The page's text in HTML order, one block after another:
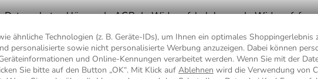
ähnliche Technologien (z. B. Geräte-IDs), um Ihnen ein optimales Shoppingerlebnis
personalisierte sowie nicht personalisierte Werbung anzuzeigen. Dabei können
und Online-Kennungen verarbeitet werden. Wenn Sie mit der
Sie bitte auf den Button „OK“. Mit Klick auf Ablehnen wird die Verwendung von
Datenschutzerklärung AGB Widerrufsbelehrung
inkl. MwSt., bis 49,90 € Bestellwert zzgl.Versandkosten, ab 49,90 € Bestellwert inkl.